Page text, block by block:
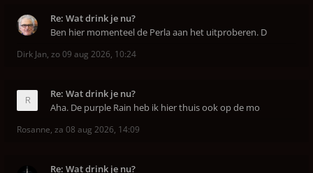
Re: Wat drink je nu?
Ben hier momenteel de Perla aan het uitproberen. D
Dirk Jan, zo 09 aug 2026, 10:24
Re: Wat drink je nu?
Aha. De purple Rain heb ik hier thuis ook op de mo
Rosanne, za 08 aug 2026, 14:09
Re: Wat drink je nu?